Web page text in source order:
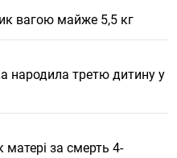
вагою майже 5,5 кг
народила третю дитину у
матері за смерть 4-